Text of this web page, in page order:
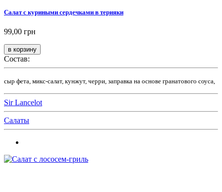
Салат с куриными сердечками в терияки
99,00 грн
Состав:
сыр фета, микс-салат, кунжут, черри, заправка на основе гранатового соуса,
Sir Lancelot
Салаты